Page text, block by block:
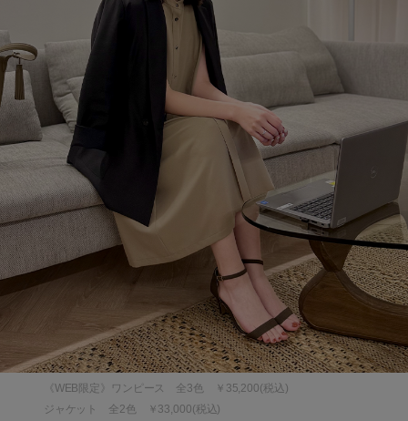
《WEB限定》ワンピース 全3色 ￥35,200(税込)
ジャケット 全2色 ￥33,000(税込)